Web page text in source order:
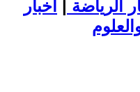
الرياضة | اخبار